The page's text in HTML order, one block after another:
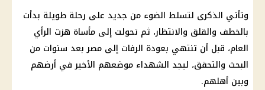
وتأتي الذكرى لتسلط الضوء من جديد على رحلة طويلة بدأت
بالخطف والقلق والانتظار، ثم تحولت إلى مأساة هزت الرأي
العام، قبل أن تنتهي بعودة الرفات إلى مصر بعد سنوات من
البحث والتحقق، ليجد الشهداء موضعهم الأخير في أرضهم
وبين أهلهم.